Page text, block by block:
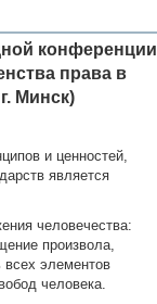
конференции
права в
Минск)
и ценностей,
является
человечества:
произвола,
элементов
человека.